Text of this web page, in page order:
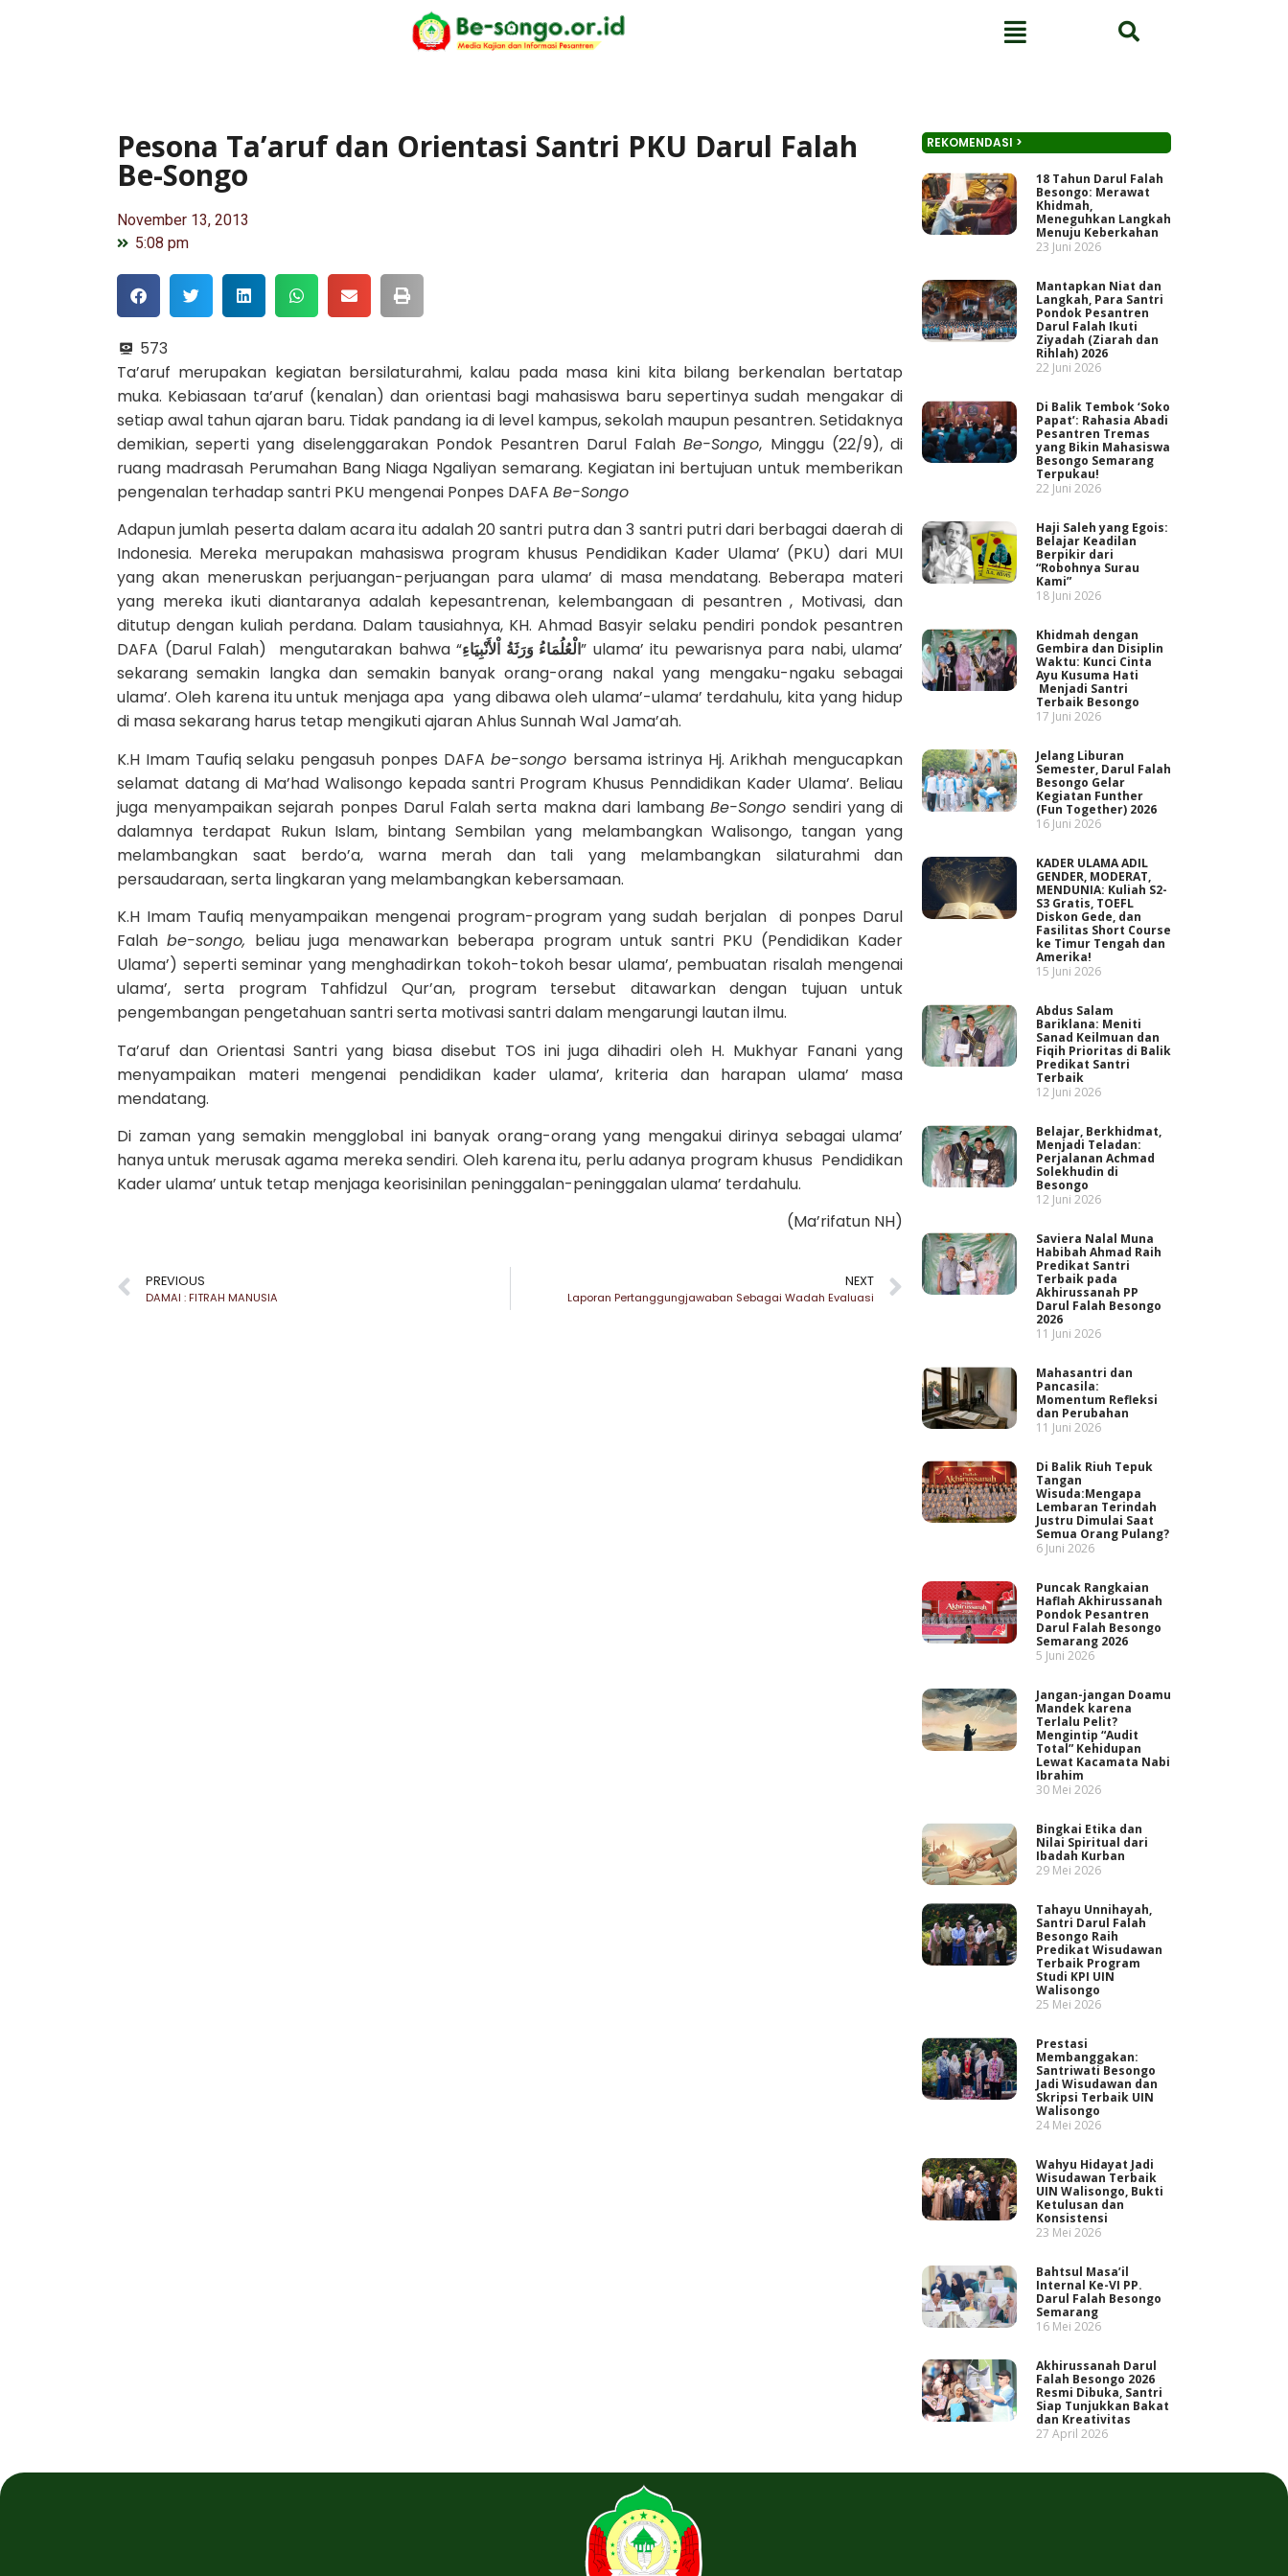
Pesona Ta’aruf dan Orientasi Santri PKU Darul Falah
Be-Songo
November 13, 2013
5:08 pm
573
Ta’aruf merupakan kegiatan bersilaturahmi, kalau pada masa kini kita bilang berkenalan bertatap
muka. Kebiasaan ta’aruf (kenalan) dan orientasi bagi mahasiswa baru sepertinya sudah mengakar di
setiap awal tahun ajaran baru. Tidak pandang ia di level kampus, sekolah maupun pesantren. Setidaknya
demikian, seperti yang diselenggarakan Pondok Pesantren Darul FalahBe-Songo, Minggu (22/9), di
ruang madrasah Perumahan Bang Niaga Ngaliyan semarang. Kegiatan ini bertujuan untuk memberikan
pengenalan terhadap santri PKU mengenai Ponpes DAFA Be-Songo
Adapun jumlah peserta dalam acara itu adalah 20 santri putra dan 3 santri putri dari berbagai daerah di
Indonesia. Mereka merupakan mahasiswa program khusus Pendidikan Kader Ulama’ (PKU) dari MUI
yang akan meneruskan perjuangan-perjuangan para ulama’ di masa mendatang. Beberapa materi
yang mereka ikuti diantaranya adalah kepesantrenan, kelembangaan di pesantren , Motivasi, dan
ditutup dengan kuliah perdana. Dalam tausiahnya, KH. Ahmad Basyir selaku pendiri pondok pesantren
DAFA (Darul Falah) mengutarakan bahwa “الْعُلُمَاءُ وَرَثَةُ اْلأَنْبِيَاءِ” ulama’ itu pewarisnya para nabi, ulama’
sekarang semakin langka dan semakin banyak orang-orang nakal yang mengaku-ngaku sebagai
ulama’. Oleh karena itu untuk menjaga apa yang dibawa oleh ulama’-ulama’ terdahulu, kita yang hidup
di masa sekarang harus tetap mengikuti ajaran Ahlus Sunnah Wal Jama’ah.
K.H Imam Taufiq selaku pengasuh ponpes DAFA be-songo bersama istrinya Hj. Arikhah mengucapkan
selamat datang di Ma’had Walisongo kepada santri Program Khusus Penndidikan Kader Ulama’. Beliau
juga menyampaikan sejarah ponpes Darul Falah serta makna dari lambangBe-Songo sendiri yang di
dalamnya terdapat Rukun Islam, bintang Sembilan yang melambangkan Walisongo, tangan yang
melambangkan saat berdo’a, warna merah dan tali yang melambangkan silaturahmi dan
persaudaraan, serta lingkaran yang melambangkan kebersamaan.
K.H Imam Taufiq menyampaikan mengenai program-program yang sudah berjalan di ponpes Darul
Falahbe-songo, beliau juga menawarkan beberapa program untuk santri PKU (Pendidikan Kader
Ulama’) seperti seminar yang menghadirkan tokoh-tokoh besar ulama’, pembuatan risalah mengenai
ulama’, serta program Tahfidzul Qur’an, program tersebut ditawarkan dengan tujuan untuk
pengembangan pengetahuan santri serta motivasi santri dalam mengarungi lautan ilmu.
Ta’aruf dan Orientasi Santri yang biasa disebut TOS ini juga dihadiri oleh H. Mukhyar Fanani yang
menyampaikan materi mengenai pendidikan kader ulama’, kriteria dan harapan ulama’ masa
mendatang.
Di zaman yang semakin mengglobal ini banyak orang-orang yang mengakui dirinya sebagai ulama’
hanya untuk merusak agama mereka sendiri. Oleh karena itu, perlu adanya program khusus Pendidikan
Kader ulama’ untuk tetap menjaga keorisinilan peninggalan-peninggalan ulama’ terdahulu.
(Ma’rifatun NH)
PREVIOUS
DAMAI : FITRAH MANUSIA
NEXT
Laporan Pertanggungjawaban Sebagai Wadah Evaluasi
REKOMENDASI >
18 Tahun Darul Falah
Besongo: Merawat
Khidmah,
Meneguhkan Langkah
Menuju Keberkahan
23 Juni 2026
Mantapkan Niat dan
Langkah, Para Santri
Pondok Pesantren
Darul Falah Ikuti
Ziyadah (Ziarah dan
Rihlah) 2026
22 Juni 2026
Di Balik Tembok ‘Soko
Papat’: Rahasia Abadi
Pesantren Tremas
yang Bikin Mahasiswa
Besongo Semarang
Terpukau!
22 Juni 2026
Haji Saleh yang Egois:
Belajar Keadilan
Berpikir dari
“Robohnya Surau
Kami”
18 Juni 2026
Khidmah dengan
Gembira dan Disiplin
Waktu: Kunci Cinta
Ayu Kusuma Hati
Menjadi Santri
Terbaik Besongo
17 Juni 2026
Jelang Liburan
Semester, Darul Falah
Besongo Gelar
Kegiatan Funther
(Fun Together) 2026
16 Juni 2026
KADER ULAMA ADIL
GENDER, MODERAT,
MENDUNIA: Kuliah S2-
S3 Gratis, TOEFL
Diskon Gede, dan
Fasilitas Short Course
ke Timur Tengah dan
Amerika!
15 Juni 2026
Abdus Salam
Bariklana: Meniti
Sanad Keilmuan dan
Fiqih Prioritas di Balik
Predikat Santri
Terbaik
12 Juni 2026
Belajar, Berkhidmat,
Menjadi Teladan:
Perjalanan Achmad
Solekhudin di
Besongo
12 Juni 2026
Saviera Nalal Muna
Habibah Ahmad Raih
Predikat Santri
Terbaik pada
Akhirussanah PP
Darul Falah Besongo
2026
11 Juni 2026
Mahasantri dan
Pancasila:
Momentum Refleksi
dan Perubahan
11 Juni 2026
Di Balik Riuh Tepuk
Tangan
Wisuda:Mengapa
Lembaran Terindah
Justru Dimulai Saat
Semua Orang Pulang?
6 Juni 2026
Puncak Rangkaian
Haflah Akhirussanah
Pondok Pesantren
Darul Falah Besongo
Semarang 2026
5 Juni 2026
Jangan-jangan Doamu
Mandek karena
Terlalu Pelit?
Mengintip “Audit
Total” Kehidupan
Lewat Kacamata Nabi
Ibrahim
30 Mei 2026
Bingkai Etika dan
Nilai Spiritual dari
Ibadah Kurban
29 Mei 2026
Tahayu Unnihayah,
Santri Darul Falah
Besongo Raih
Predikat Wisudawan
Terbaik Program
Studi KPI UIN
Walisongo
25 Mei 2026
Prestasi
Membanggakan:
Santriwati Besongo
Jadi Wisudawan dan
Skripsi Terbaik UIN
Walisongo
24 Mei 2026
Wahyu Hidayat Jadi
Wisudawan Terbaik
UIN Walisongo, Bukti
Ketulusan dan
Konsistensi
23 Mei 2026
Bahtsul Masa’il
Internal Ke-VI PP.
Darul Falah Besongo
Semarang
16 Mei 2026
Akhirussanah Darul
Falah Besongo 2026
Resmi Dibuka, Santri
Siap Tunjukkan Bakat
dan Kreativitas
27 April 2026